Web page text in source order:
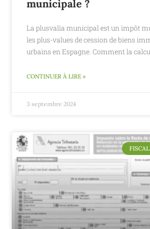
municipale ?
La plusvalía municipal est un impôt
les plus-values de cession de biens
urbains en Espagne. Comment la
CONTINUER À LIRE »
3 septembre 2024